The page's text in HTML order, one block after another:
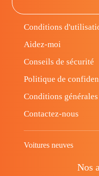
Conditions
Aidez-moi
Conseils de sécurité
Politique de
Conditions
Contactez-nous
Voitures neuves
Nos